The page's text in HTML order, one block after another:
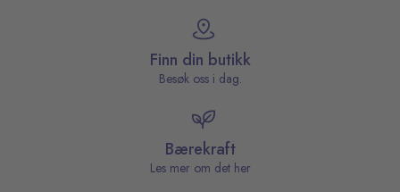
Finn din butikk
Besøk oss i dag.
Bærekraft
Les mer om det her